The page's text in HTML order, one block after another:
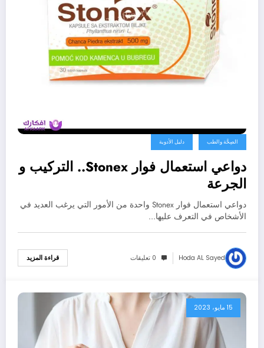
الصِحَّة والطب دليل الأدوية
دواعي استعمال فوار Stonex.. التركيب و
الجرعة
دواعي استعمال فوار Stonex واحدة من الأمور التي يرغب العديد في
الأشخاص في التعرف عليها…
Hoda AL Sayed 0 تعليقات قراءة المزيد
15 مايو، 2023